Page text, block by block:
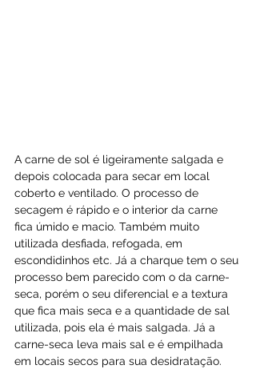
A carne de sol é ligeiramente salgada e
depois colocada para secar em local
coberto e ventilado. O processo de
secagem é rápido e o interior da carne
fica úmido e macio. Também muito
utilizada desfiada, refogada, em
escondidinhos etc. Já a charque tem o seu
processo bem parecido com o da carne-
seca, porém o seu diferencial e a textura
que fica mais seca e a quantidade de sal
utilizada, pois ela é mais salgada. Já a
carne-seca leva mais sal e é empilhada
em locais secos para sua desidratação.